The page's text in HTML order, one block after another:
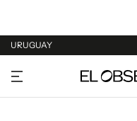
URUGUAY
URUGUAY
ARGENTINA